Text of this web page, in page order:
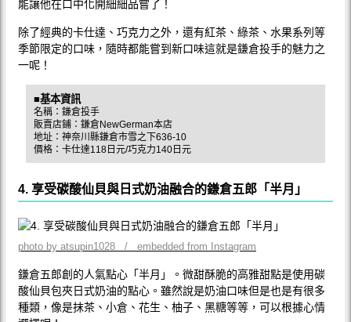
能讓他在口中化開細細品嘗了！
除了經典的卡仕達、巧克力之外，還有紅茶、綠茶、水果系列等
季節限定的口味，隨時都能嘗到新口味這就是鎌倉投手的魅力之
一呢！
■基本資訊
名稱：鎌倉投手
販賣店鋪：鎌倉NewGerman本店
地址：神奈川縣鎌倉市雪之下636-10
價格：卡仕達118日元/巧克力140日元
4. 享受碳酸仙貝與日式奶油融合的鎌倉五郎「半月」
photo by atsupin1028 / embedded from Instagram
鎌倉五郎創的人氣點心「半月」。微甜酥脆的高雅甜點是使用碳
酸仙貝包夾日式奶油的點心。雖然說是奶油口味但是也是有很多
種類，像是抹茶、小倉、花生、柚子、黑糖等等，可以根據心情